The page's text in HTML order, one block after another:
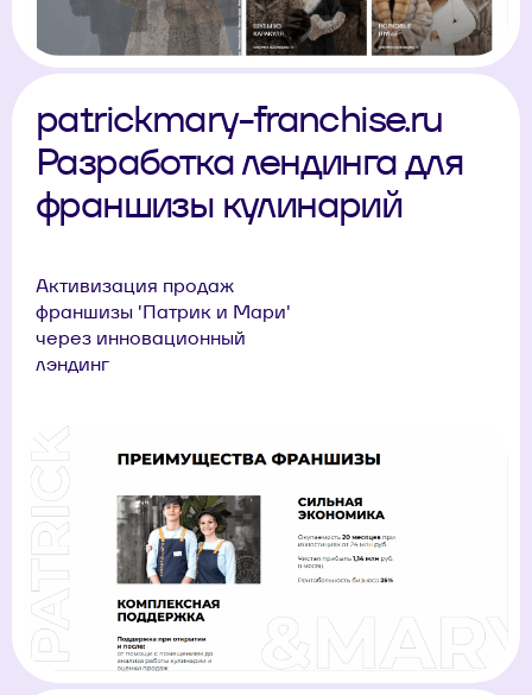
patrickmary-franchise.ru
Разработка лендинга для
франшизы кулинарий
Активизация продаж
франшизы 'Патрик и Мари'
через инновационный
лэндинг